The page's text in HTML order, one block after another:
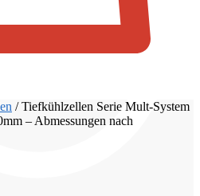
/Tiefkühlzellen Serie Mult-System
– Abmessungen nach